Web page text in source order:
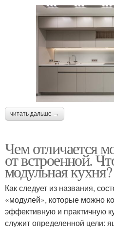
читать дальше →
Чем отличается
от встроенной.
модульная кухня?
Как следует из названия,
«модулей», которые можно
эффективную и практичную
служит определенной цели: